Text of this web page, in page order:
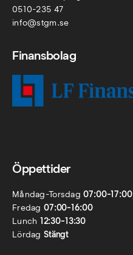
0510-235 47
info@stgm.se
Finansbolag
Öppettider
Måndag-Torsdag07:00-17:00
Fredag 07:00-16:00
Lunch 12:30-13:30
Lördag Stängt